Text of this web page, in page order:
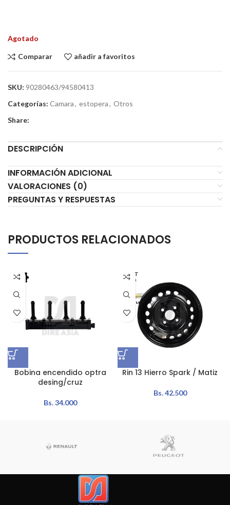
Agotado
Comparar añadir a favoritos
SKU: 90280463/94580413
Categorías: Camara, estopera, Otros
Share:
DESCRIPCIÓN
INFORMACIÓN ADICIONAL
VALORACIONES (0)
PREGUNTAS Y RESPUESTAS
PRODUCTOS RELACIONADOS
Bobina encendido optra
desing/cruz
Bs.34.000
AGOT
ADO
Rin 13 Hierro Spark / Matiz
Bs.42.500